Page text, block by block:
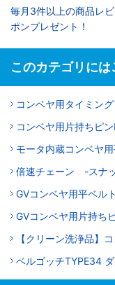
毎月3件以上の商品レ
ポンプレゼント！
このカテゴリには
コンベヤ用タイミング
コンベヤ用片持ちピ
モータ内蔵コンベヤ
倍速チェーン -スナ
GVコンベヤ用平ベル
GVコンベヤ用片持
【クリーン洗浄品】
ベルゴッチTYPE34